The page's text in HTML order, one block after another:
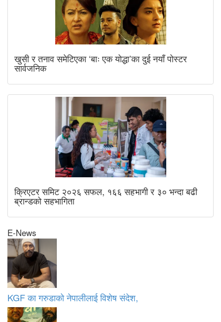
खुसी र तनाव समेटिएका ‘बाः एक योद्धा’का दुई नयाँ पोस्टर
सार्वजनिक
क्रिएटर समिट २०२६ सफल, १६६ सहभागी र ३० भन्दा बढी
ब्रान्डको सहभागिता
E-News
KGF का गरुडाको नेपालीलाई विशेष संदेश,